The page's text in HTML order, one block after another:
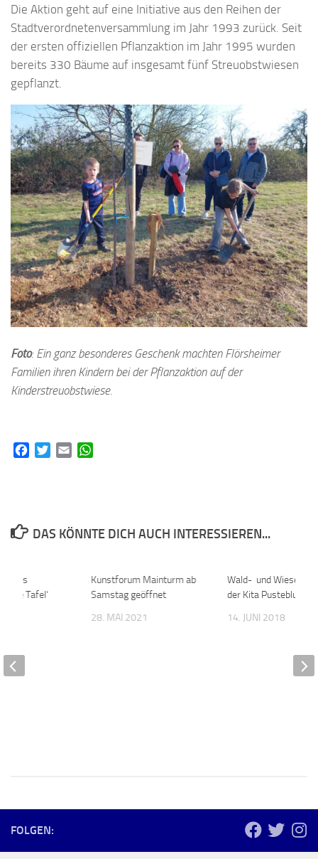
Die Aktion geht auf eine Initiative aus den Reihen der
Stadtverordnetenversammlung im Jahr 1993 zurück. Seit
der ersten offiziellen Pflanzaktion im Jahr 1995 wurden
bereits 330 Bäume auf insgesamt fünf Streuobstwiesen
gepflanzt.
Foto: Ein ganz besonderes Geschenk machten Flörsheimer
Familien ihren Kindern bei der Pflanzaktion auf der
Kinderstreuobstwiese.
FacebookTwitterEmail
DAS KÖNNTE DICH AUCH INTERESSIEREN...
Kunstforum Mainturm ab
Samstag geöffnet
28. MAI 2021
Wald- und
der Kita Pusteblume
14. JUNI 2018
Clubs
‚die Tafel‘
FOLGEN: